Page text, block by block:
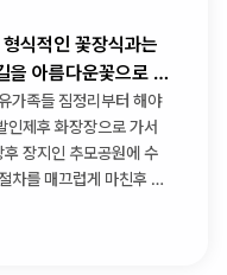
식적인 꽃장식과는
을 아름다운꽃으로 가
가족들 짐정리부터 해야
인제후 화장장으로 가서
장지인 추모공원에 수
차를 매끄럽게 마친후 다